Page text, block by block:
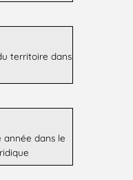
territoire dans
année dans le